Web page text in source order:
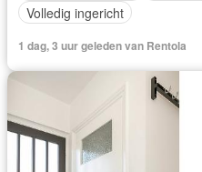
Volledig ingericht
1 dag, 3 uur geleden van Rentola